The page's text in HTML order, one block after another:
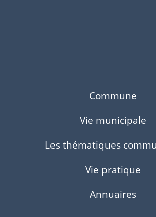
Commune
Vie municipale
Les thématiques
Vie pratique
Annuaires